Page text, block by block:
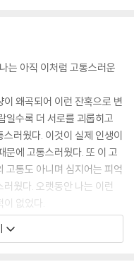
는 아직 이처럼 고통스러운
왜곡되어 이런 잔혹으로 변
일수록 더 서로를 괴롭히고
러웠다. 이것이 실제 인생이
문에 고통스러웠다. 또 이 고
고통도 아니며 심지어는 피억
웠다. 오랫동안 나는 이런
없었다.
전율하지 않을 수 없었다.
가 너무 각박하다고 한다.